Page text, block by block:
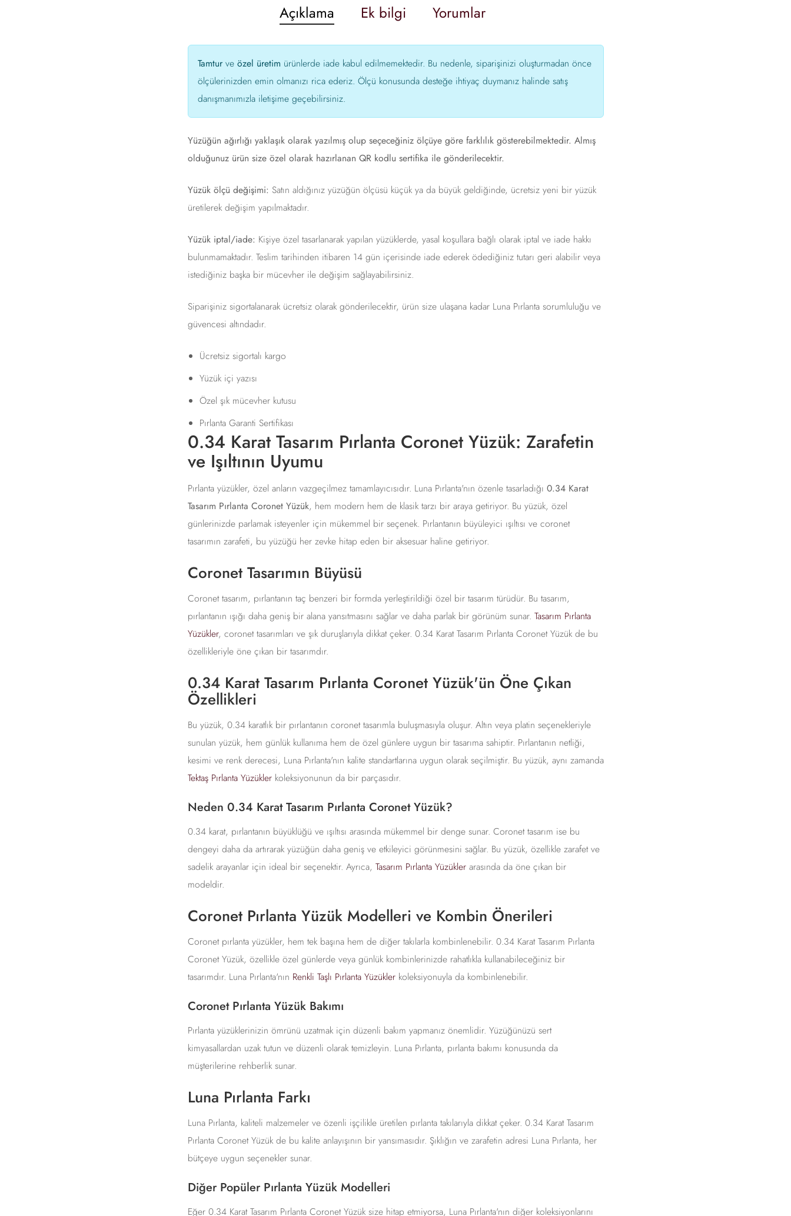
Açıklama Ek bilgi Yorumlar
Tamturve özel üretim ürünlerde iade kabul edilmemektedir. Bu nedenle, siparişinizi oluşturmadan önce
ölçülerinizden emin olmanızı rica ederiz. Ölçü konusunda desteğe ihtiyaç duymanız halinde satış
danışmanımızla iletişime geçebilirsiniz.
Yüzüğün ağırlığı yaklaşık olarak yazılmış olup seçeceğiniz ölçüye göre farklılık gösterebilmektedir. Almış
olduğunuz ürün size özel olarak hazırlanan QR kodlu sertifika ile gönderilecektir.
Yüzük ölçü değişimi: Satın aldığınız yüzüğün ölçüsü küçük ya da büyük geldiğinde, ücretsiz yeni bir yüzük
üretilerek değişim yapılmaktadır.
Yüzük iptal/iade: Kişiye özel tasarlanarak yapılan yüzüklerde, yasal koşullara bağlı olarak iptal ve iade hakkı
bulunmamaktadır. Teslim tarihinden itibaren 14 gün içerisinde iade ederek ödediğiniz tutarı geri alabilir veya
istediğiniz başka bir mücevher ile değişim sağlayabilirsiniz.
Siparişiniz sigortalanarak ücretsiz olarak gönderilecektir, ürün size ulaşana kadar Luna Pırlanta sorumluluğu ve
güvencesi altındadır.
Ücretsiz sigortalı kargo
Yüzük içi yazısı
Özel şık mücevher kutusu
Pırlanta Garanti Sertifikası
0.34 Karat Tasarım Pırlanta Coronet Yüzük: Zarafetin
ve Işıltının Uyumu
Pırlanta yüzükler, özel anların vazgeçilmez tamamlayıcısıdır. Luna Pırlanta'nın özenle tasarladığı 0.34 Karat
Tasarım Pırlanta Coronet Yüzük, hem modern hem de klasik tarzı bir araya getiriyor. Bu yüzük, özel
günlerinizde parlamak isteyenler için mükemmel bir seçenek. Pırlantanın büyüleyici ışıltısı ve coronet
tasarımın zarafeti, bu yüzüğü her zevke hitap eden bir aksesuar haline getiriyor.
Coronet Tasarımın Büyüsü
Coronet tasarım, pırlantanın taç benzeri bir formda yerleştirildiği özel bir tasarım türüdür. Bu tasarım,
pırlantanın ışığı daha geniş bir alana yansıtmasını sağlar ve daha parlak bir görünüm sunar. Tasarım Pırlanta
Yüzükler, coronet tasarımları ve şık duruşlarıyla dikkat çeker. 0.34 Karat Tasarım Pırlanta Coronet Yüzük de bu
özellikleriyle öne çıkan bir tasarımdır.
0.34 Karat Tasarım Pırlanta Coronet Yüzük'ün Öne Çıkan
Özellikleri
Bu yüzük, 0.34 karatlık bir pırlantanın coronet tasarımla buluşmasıyla oluşur. Altın veya platin seçenekleriyle
sunulan yüzük, hem günlük kullanıma hem de özel günlere uygun bir tasarıma sahiptir. Pırlantanın netliği,
kesimi ve renk derecesi, Luna Pırlanta'nın kalite standartlarına uygun olarak seçilmiştir. Bu yüzük, aynı zamanda
Tektaş Pırlanta Yüzüklerkoleksiyonunun da bir parçasıdır.
Neden 0.34 Karat Tasarım Pırlanta Coronet Yüzük?
0.34 karat, pırlantanın büyüklüğü ve ışıltısı arasında mükemmel bir denge sunar. Coronet tasarım ise bu
dengeyi daha da artırarak yüzüğün daha geniş ve etkileyici görünmesini sağlar. Bu yüzük, özellikle zarafet ve
sadelik arayanlar için ideal bir seçenektir. Ayrıca, Tasarım Pırlanta Yüzüklerarasında da öne çıkan bir
modeldir.
Coronet Pırlanta Yüzük Modelleri ve Kombin Önerileri
Coronet pırlanta yüzükler, hem tek başına hem de diğer takılarla kombinlenebilir. 0.34 Karat Tasarım Pırlanta
Coronet Yüzük, özellikle özel günlerde veya günlük kombinlerinizde rahatlıkla kullanabileceğiniz bir
tasarımdır. Luna Pırlanta'nın Renkli Taşlı Pırlanta Yüzüklerkoleksiyonuyla da kombinlenebilir.
Coronet Pırlanta Yüzük Bakımı
Pırlanta yüzüklerinizin ömrünü uzatmak için düzenli bakım yapmanız önemlidir. Yüzüğünüzü sert
kimyasallardan uzak tutun ve düzenli olarak temizleyin. Luna Pırlanta, pırlanta bakımı konusunda da
müşterilerine rehberlik sunar.
Luna Pırlanta Farkı
Luna Pırlanta, kaliteli malzemeler ve özenli işçilikle üretilen pırlanta takılarıyla dikkat çeker. 0.34 Karat Tasarım
Pırlanta Coronet Yüzük de bu kalite anlayışının bir yansımasıdır. Şıklığın ve zarafetin adresi Luna Pırlanta, her
bütçeye uygun seçenekler sunar.
Diğer Popüler Pırlanta Yüzük Modelleri
Eğer 0.34 Karat Tasarım Pırlanta Coronet Yüzük size hitap etmiyorsa, Luna Pırlanta'nın diğer koleksiyonlarını